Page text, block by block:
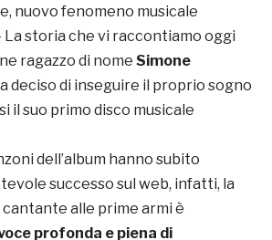
nuovo fenomeno musicale
La storia che vi raccontiamo oggi
ragazzo di nome Simone
deciso di inseguire il proprio sogno
il suo primo disco musicale
dell’album hanno subito
successo sul web, infatti, la
alle prime armi è
profonda e piena di